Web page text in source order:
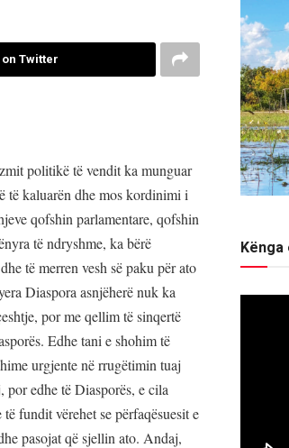
Twitter
politikë të vendit ka munguar
të kaluarën dhe mos kordinimi i
qofshin parlamentare, qofshin
të ndryshme, ka bërë
të merren vesh së paku për ato
Diaspora asnjëherë nuk ka
por me qellim të sinqertë
Edhe tani e shohim të
urgjente në rrugëtimin tuaj
por edhe të Diasporës, e cila
fundit vërehet se përfaqësuesit e
pasojat që sjellin ato. Andaj,
Kënga